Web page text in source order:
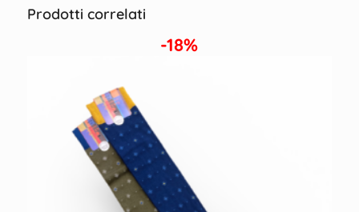
Prodotti correlati
-18%